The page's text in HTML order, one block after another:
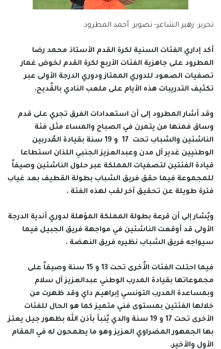
تحرير: زهير الشاعر- تصوير: أحمد المطرود
أكد إداري الفئات السنية لكرة القدم الأستاذ محمد رضا
المطرود على جاهزية الفئات الأربع لكرة القدم لخوض غمار
تصفيات الصعود للدوري الممتاز ودوري الدرجة الأولى عبر
تكثيف التدريبات هذه الأيام على ملعب النادي بالقُديح.
وقد أشار المطرود إلى أن استعدادات الفرق تجري على قدم
وساق فمنها من يتمرن في الصباح والمساء مثل فئة
الناشئين والشباب تحت
و 19 سنة بقيادة المُدربين
الوطنيين غدير آل مدن وعبدالعزيز الجنبي اللذان استطاعا
قيادة الفئتين لتصفيات المملكة عبر حلول الناشئين وصيفاً
للمجموعة فيما حقق فريق الشباب بطولة القطيف بعد غياب
فترة طويلة عن تحقيق آخر لقب لهذه الفئة .
ويُشار إلى أن قرعة بطولة المملكة المؤهلة لدوري أندية الدرجة
الأولى قد أوقعت الناشئين في مواجهة فريق الجبيل فيما
سيواجه فريق الشباب نظيره فريق النهضة .
فيما احتلت الفئات الأُخرى تحت 13 و 15 سنة وصيفاً على
مجموعاتها بقيادة المدرب الوطني عبدالعزيز آل سلام
وبمساعدة المدرب التونسي إبراهيم داي وقد ظهرت من
خلالها الفئتين بمستوى فني متميز كما هو الحال للفئات
الأخرى تحت 17 و 19 سنة والدي يُنبأ بأذن الله بظهور جيل يعتز
بها الجمهور المضراوي العزيز وهو ما يطمحون له في المقام
الأول والأخير.